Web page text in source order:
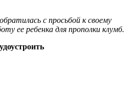
с просьбой к своему
ее ребенка для прополки клумб.